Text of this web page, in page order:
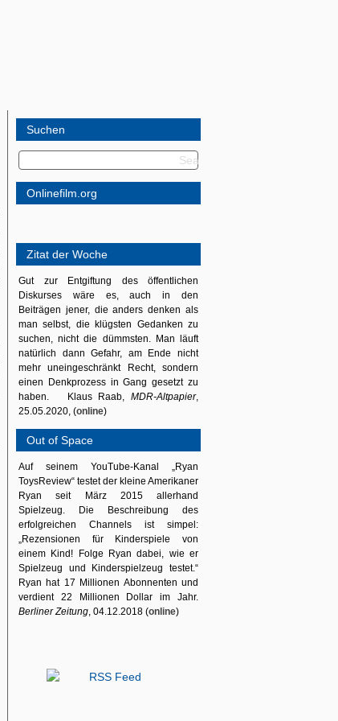
Suchen
Onlinefilm.org
Zitat der Woche
Gut zur Entgiftung des öffentlichen
Diskurses wäre es, auch in den
Beiträgen jener, die anders denken als
man selbst, die klügsten Gedanken zu
suchen, nicht die dümmsten. Man läuft
natürlich dann Gefahr, am Ende nicht
mehr uneingeschränkt Recht, sondern
einen Denkprozess in Gang gesetzt zu
haben. Klaus Raab, MDR-Altpapier,
25.05.2020, (online)
Out of Space
Auf seinem YouTube-Kanal „Ryan
ToysReview“ testet der kleine Amerikaner
Ryan seit März 2015 allerhand
Spielzeug. Die Beschreibung des
erfolgreichen Channels ist simpel:
„Rezensionen für Kinderspiele von
einem Kind! Folge Ryan dabei, wie er
Spielzeug und Kinderspielzeug testet.“
Ryan hat 17 Millionen Abonnenten und
verdient 22 Millionen Dollar im Jahr.
Berliner Zeitung, 04.12.2018 (online)